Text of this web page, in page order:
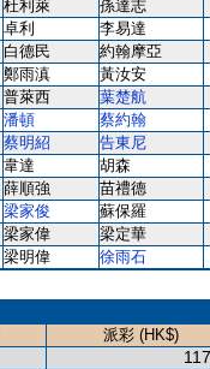
杜利萊 孫達志
卓利 李易達
白德民 約翰摩亞
鄭雨滇 黃汝安
普萊西 葉楚航
潘頓 蔡約翰
蔡明紹 告東尼
韋達 胡森
薛順強 苗禮德
梁家俊 蘇保羅
梁家偉 梁定華
梁明偉
徐雨石
派彩 (HK$)